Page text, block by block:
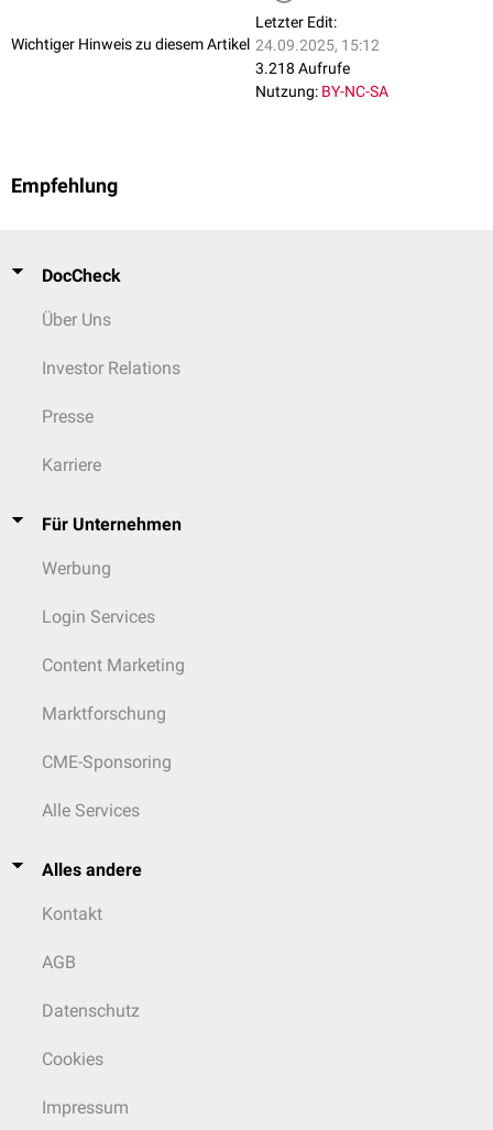
Wichtiger Hinweis zu diesem Artikel
Letzter Edit:
24.09.2025, 15:12
3.218 Aufrufe
Nutzung: BY-NC-SA
Empfehlung
DocCheck
Über Uns
Investor Relations
Presse
Karriere
Für Unternehmen
Werbung
Login Services
Content Marketing
Marktforschung
CME-Sponsoring
Alle Services
Alles andere
Kontakt
AGB
Datenschutz
Cookies
Impressum